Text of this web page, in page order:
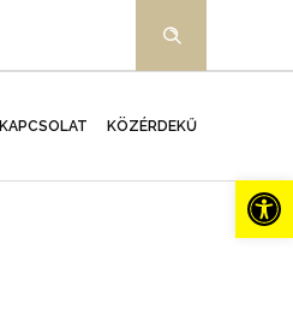
KAPCSOLAT KÖZÉRDEKŰ